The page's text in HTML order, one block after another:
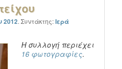
2012.Συντάκτης:Ιερά
Η συλλογή περιέχει
16 φωτογραφίες.